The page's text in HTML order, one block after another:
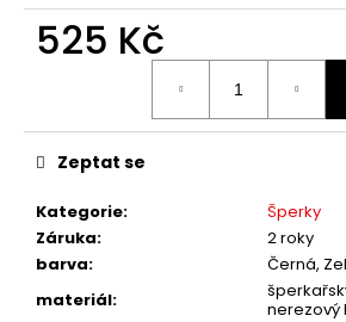
525 Kč
Kategorie:
Šperky
Záruka:
2 roky
barva:
Černá,
materiál:
nerezový
Zeptat se
č
u
m
e